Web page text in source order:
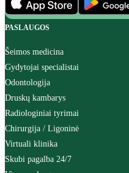
PASLAUGOS
Šeimos medicina
Gydytojai specialistai
Odontologija
Druskų kambarys
Radiologiniai tyrimai
Chirurgija / Ligoninė
Virtuali klinika
Skubi pagalba 24/7